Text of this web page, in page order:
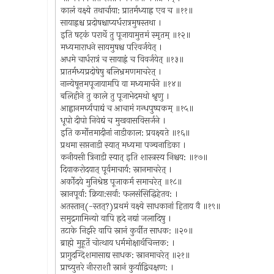
कालं वक्ष्ये तथार्चाया: प्रातर्मध्याह्न एव च ॥११॥
सायाह्नश्च प्रदोषश्चाप्यर्धरात्रमुषस्तथा ।
इति षट्कं परार्थे तु पूजायामुत्तमं स्मृतम् ॥१२॥
मध्यमाराधने सायमुषश्च परिवर्जयेत् ।
अधमे चार्धरात्रं च सायाह्नं च विवर्जयेत् ॥१३॥
प्रातर्मध्यप्रदोषेषु बलिभ्रमणमाचरेत् ।
नान्येषूत्तमपूजायामपि वा मध्यमार्चने ॥१४॥
बलिहीने तु काले तु पूजाभेदमथो श्रृणु ।
आह्वानमर्घ्यपाद्यं च आचामं गन्धपुष्पकम् ॥१५॥
धूपो दीपो निवेद्यं च मुखवासविसर्जने ।
इति कर्मोत्तमादीनां नाडीकाल: प्रवक्ष्यते ॥१६॥
प्रथमा सप्तनाडी स्यात् मध्यमा पञ्चनाडिका ।
कनीयसी त्रिनाडी स्यात् इति शास्त्रस्य निश्चय: ॥१७॥
दिवाकरोदयात् पूर्वमाचार्य: स्नानमाचरेत् ।
अर्कोदये मुनिश्रेष्ठ पूजाकर्म समाचरेत् ॥१८॥
स्नानपूर्वा: क्रिया:सर्वा: फलसंसिद्धिहेतव: ।
अतस्तान्(-स्तत्?)प्रथमं वक्ष्ये साधकानां हिताय वै ॥१९॥
समुद्रगामिन्यो वापि ह्रदे नद्यां जलादिषु ।
तटाके निर्झरे वापि स्नानं कुर्वीत साधक: ॥२०॥
ब्राह्मे मुहूर्ते चोत्थाय धर्ममोक्षार्थचिन्तक: ।
प्रागुदग्दिशमासाद्य साधक: स्नानमाचरेत् ॥२१॥
प्राच्युत्तरे नीरराशौ स्नानं कुर्याद्विचक्षण: ।